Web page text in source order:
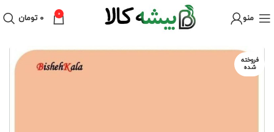
منو 0 ۰ تومان
فروخته
شده